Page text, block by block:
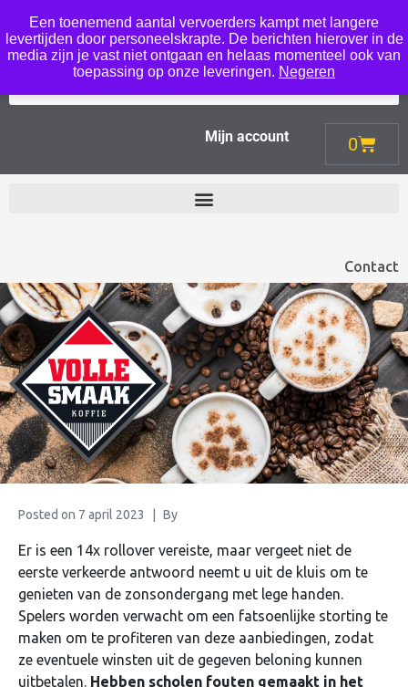
Een toenemend aantal vervoerders kampt met langere
levertijden door personeelskrapte. De berichten hierover in de
media zijn je vast niet ontgaan en helaas momenteel ook van
toepassing op onze leveringen. Negeren
Menu
Mijn account 0
Contact
Posted on 7 april 2023 By
Er is een 14x rollover vereiste, maar vergeet niet de
eerste verkeerde antwoord neemt u uit de kluis om te
genieten van de zonsondergang met lege handen.
Spelers worden verwacht om een fatsoenlijke storting te
maken om te profiteren van deze aanbiedingen, zodat
ze eventuele winsten uit de gegeven beloning kunnen
uitbetalen. Hebben scholen fouten gemaakt in het